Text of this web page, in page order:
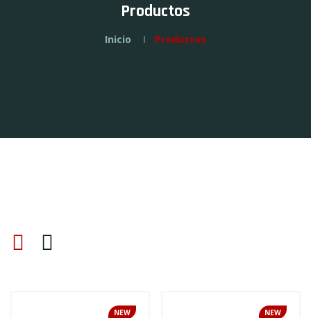
Productos
Inicio Productos
NEW NEW